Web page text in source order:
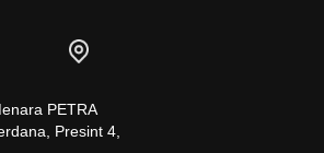
PETRA
Presint 4,